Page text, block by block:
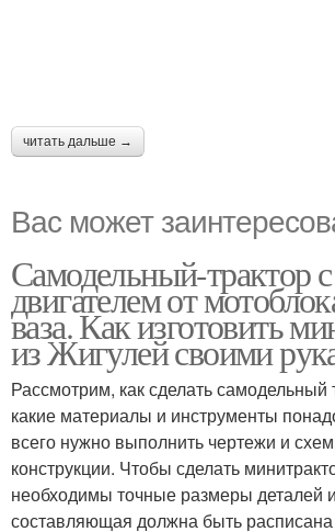
читать дальше →
Вас может
Самодельный-трактор с
двигателем от
ваза. Как изготовить
из Жигулей своими
Рассмотрим, как сделать самодельный
какие материалы и инструменты
всего нужно выполнить чертежи и
конструкции. Чтобы сделать
необходимы точные размеры деталей
составляющая должна быть